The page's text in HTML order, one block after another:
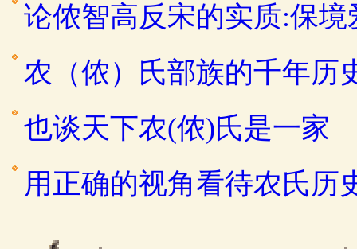
论侬智高反宋的实质:保
农（侬）氏部族的千年历
也谈天下农(侬)氏是一家
用正确的视角看待农氏